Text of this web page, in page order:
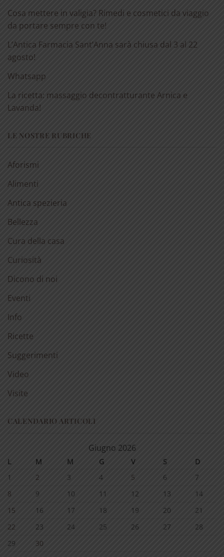
Cosa mettere in valigia? Rimedi e cosmetici da viaggio
da portare sempre con te!
L’Antica Farmacia Sant’Anna sarà chiusa dal 3 al 22
agosto!
Whatsapp
La ricetta: massaggio decontratturante Arnica e
Lavanda!
LE NOSTRE RUBRICHE
Aforismi
Alimenti
Antica spezieria
Bellezza
Cura della casa
Curiosità
Dicono di noi
Eventi
Info
Ricette
Suggerimenti
Video
Visite
CALENDARIO ARTICOLI
Giugno 2026
L M M G V S
D
1
2 3 4 5 6
7
8
9 10 11 12 13
14
15
16 17 18 19 20
21
22
23 24 25 26 27
28
29
30